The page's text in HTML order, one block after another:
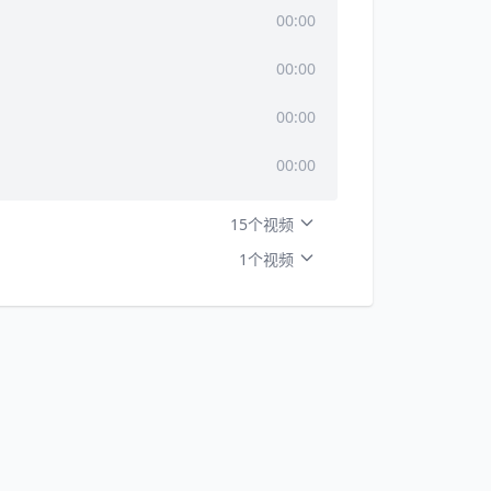
00:00
00:00
00:00
00:00
15个视频
1个视频